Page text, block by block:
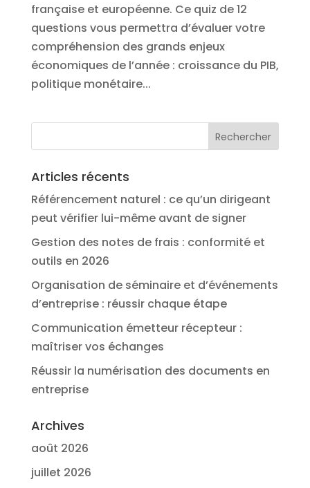
française et européenne. Ce quiz de 12
questions vous permettra d’évaluer votre
compréhension des grands enjeux
économiques de l’année : croissance du PIB,
politique monétaire...
Articles récents
Référencement naturel : ce qu’un dirigeant
peut vérifier lui-même avant de signer
Gestion des notes de frais : conformité et
outils en 2026
Organisation de séminaire et d’événements
d’entreprise : réussir chaque étape
Communication émetteur récepteur :
maîtriser vos échanges
Réussir la numérisation des documents en
entreprise
Archives
août 2026
juillet 2026